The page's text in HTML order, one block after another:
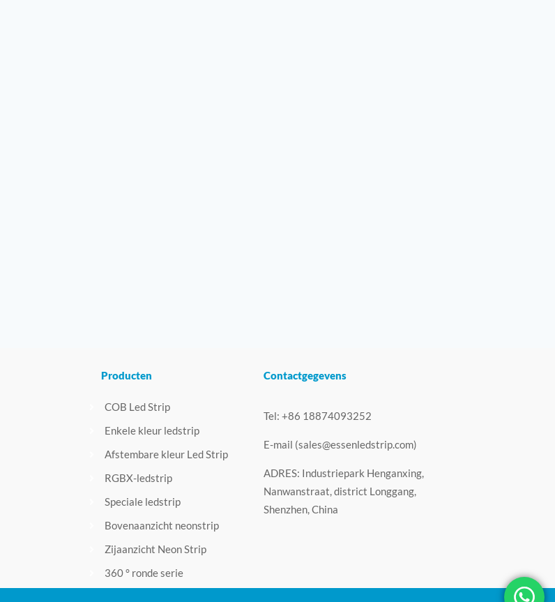
Producten
COB Led Strip
Enkele kleur ledstrip
Afstembare kleur Led Strip
RGBX-ledstrip
Speciale ledstrip
Bovenaanzicht neonstrip
Zijaanzicht Neon Strip
360 ° ronde serie
Contactgegevens
Tel: +86 18874093252
E-mail (sales@essenledstrip.com)
ADRES: Industriepark Henganxing,
Nanwanstraat, district Longgang,
Shenzhen, China